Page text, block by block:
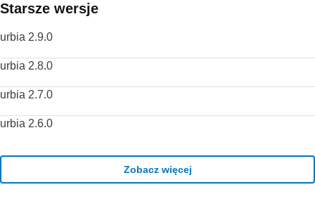
Starsze wersje
urbia 2.9.0
urbia 2.8.0
urbia 2.7.0
urbia 2.6.0
Zobacz więcej